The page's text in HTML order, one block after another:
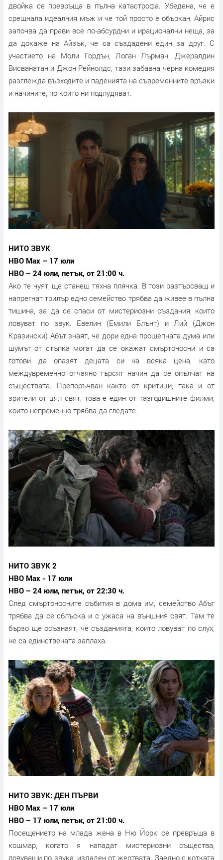
двойка се превръща в пълна катастрофа. Убедена, че е
срещнала идеалния мъж и че той просто е объркан, Айрис
започва да прави все по-абсурдни и ирационални неща, за
да докаже на Айзък, че са създадени един за друг. С
участието на Моли Гордън, Логан Лърман, Джералдин
Висванатан и Джон Рейнолдс, тази забавна черна комедия
разглежда възходите и паденията на съвременните връзки
и начините, по които ни подлудяват.
НИТО ЗВУК
HBO Max – 17 юли
HBO – 24 юли, петък, от 21:00 ч.
Ако те чуят, ще станеш тяхна плячка. В този разтърсващ и
напрегнат трилър едно семейство трябва да живее в пълна
тишина, за да се спаси от мистериозни създания, които
ловуват по звук. Евелин (Емили Блънт) и Лий (Джон
Кразински) Абът знаят, че дори една прошепната дума или
шумът от стъпка могат да се окажат смъртоносни и са
готови да опазят децата си на всяка цена, като
междувременно отчаяно търсят начин да се опълчат на
съществата. Препоръчван както от критици, така и от
зрители от цял свят, това е един от тазгодишните филми,
които непременно трябва да гледате.
НИТО ЗВУК 2
HBO Max - 17 юли
HBO – 24 юли, петък, от 22:30 ч.
След смъртоносните събития в дома им, семейство Абът
трябва да се сблъска и с ужаса на външния свят. Там те
бързо ще осъзнаят, че създанията, които ловуват по слух,
не са единствената заплаха.
НИТО ЗВУК: ДЕН ПЪРВИ
HBO Max – 17 юли
HBO – 17 юли, петък, от 21:00 ч.
Посещението на млада жена в Ню Йорк се превръща в
кошмар, когато я нападат мистериозни същества,
ловуващи по звукa, издаден от жертвата. Заедно с котката